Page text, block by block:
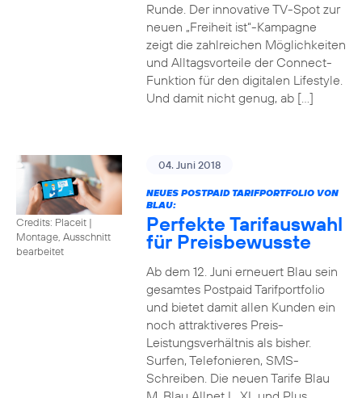
Runde. Der innovative TV-Spot zur
neuen „Freiheit ist“-Kampagne
zeigt die zahlreichen Möglichkeiten
und Alltagsvorteile der Connect-
Funktion für den digitalen Lifestyle.
Und damit nicht genug, ab […]
Credits: Placeit |
Montage, Ausschnitt
bearbeitet
04. Juni 2018
NEUES POSTPAID TARIFPORTFOLIO VON
BLAU:
Perfekte Tarifauswahl
für Preisbewusste
Ab dem 12. Juni erneuert Blau sein
gesamtes Postpaid Tarifportfolio
und bietet damit allen Kunden ein
noch attraktiveres Preis-
Leistungsverhältnis als bisher.
Surfen, Telefonieren, SMS-
Schreiben. Die neuen Tarife Blau